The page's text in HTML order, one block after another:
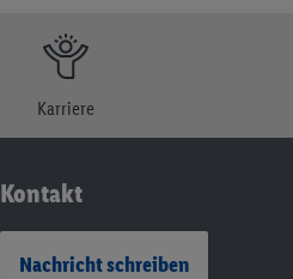
Karriere
Kontakt
Nachricht schreiben